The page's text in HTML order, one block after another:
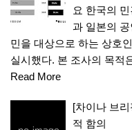
요 한국의
과 일본의
민을 대상으로 하는 상호
실시했다. 본 조사의 목적
Read More
[차이나 브
적 함의